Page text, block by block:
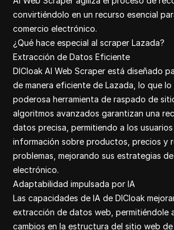
convirtiéndolo en un recurso esencial
comercio electrónico.
¿Qué hace especial al scraper Lazada?
Extracción de Datos Eficiente
DICloak AI Web Scraper está diseñado
de manera eficiente de Lazada, lo que
poderosa herramienta de raspado de
algoritmos avanzados garantizan una
datos precisa, permitiendo a los
información sobre productos, precios y
problemas, mejorando sus estrategias
electrónico.
Adaptabilidad impulsada por IA
Las capacidades de IA de DICloak
extracción de datos web, permitiéndole
cambios en la estructura del sitio web de